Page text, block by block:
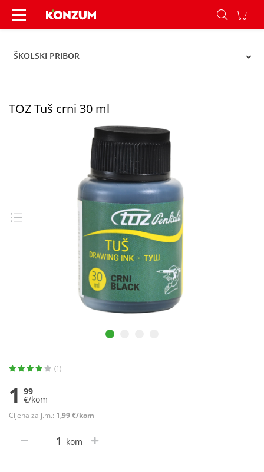
TOZ Tuš crni 30 ml - Konzum
ŠKOLSKI PRIBOR
TOZ Tuš crni 30 ml
(1)
1 99
€/kom
Cijena za j.m.: 1,99 €/kom
kom